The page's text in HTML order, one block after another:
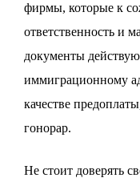
фирмы, которые к
ответственность и
документы
иммиграционному
качестве
гонорар.
Не стоит доверять